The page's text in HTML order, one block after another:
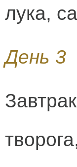
лука,
День 3